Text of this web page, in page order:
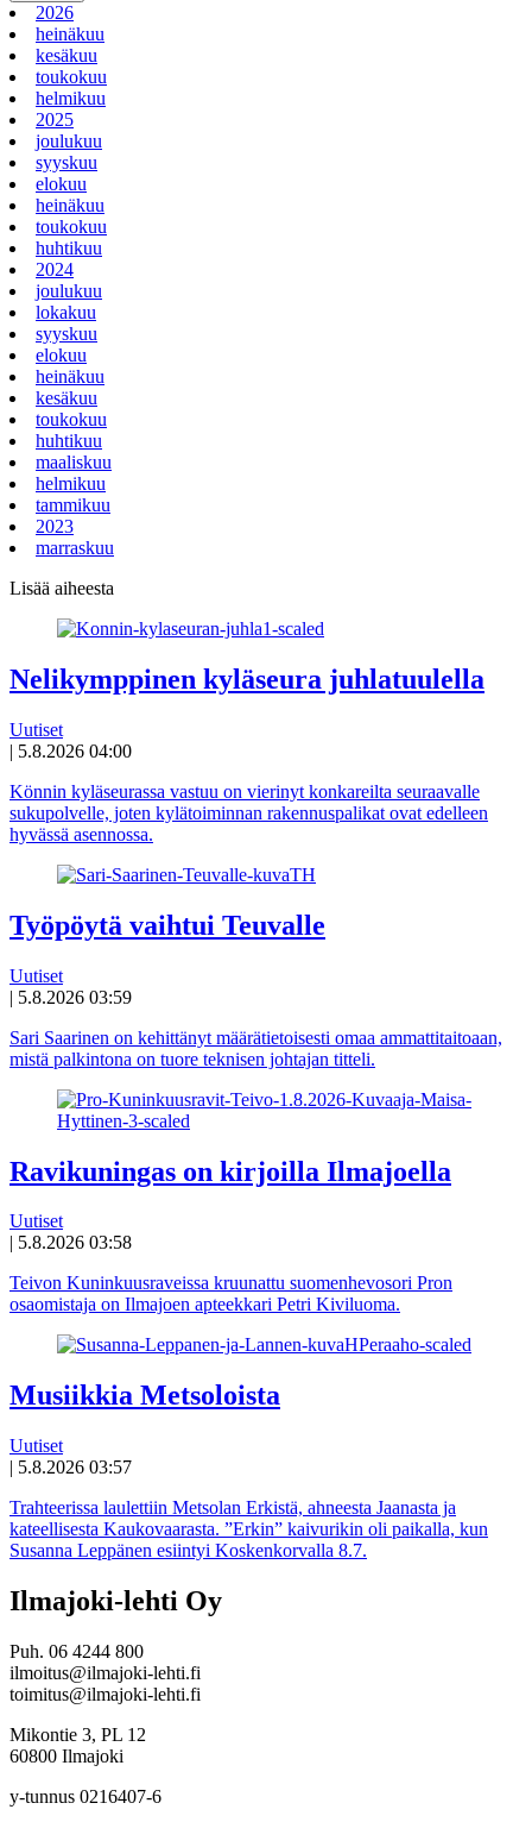
2026
heinäkuu
kesäkuu
toukokuu
helmikuu
2025
joulukuu
syyskuu
elokuu
heinäkuu
toukokuu
huhtikuu
2024
joulukuu
lokakuu
syyskuu
elokuu
heinäkuu
kesäkuu
toukokuu
huhtikuu
maaliskuu
helmikuu
tammikuu
2023
marraskuu
Lisää aiheesta
Nelikymppinen kyläseura juhlatuulella
Uutiset
| 5.8.2026 04:00
Könnin kyläseurassa vastuu on vierinyt konkareilta seuraavalle
sukupolvelle, joten kylätoiminnan rakennuspalikat ovat edelleen
hyvässä asennossa.
Työpöytä vaihtui Teuvalle
Uutiset
| 5.8.2026 03:59
Sari Saarinen on kehittänyt määrätietoisesti omaa ammattitaitoaan,
mistä palkintona on tuore teknisen johtajan titteli.
Ravikuningas on kirjoilla Ilmajoella
Uutiset
| 5.8.2026 03:58
Teivon Kuninkuusraveissa kruunattu suomenhevosori Pron
osaomistaja on Ilmajoen apteekkari Petri Kiviluoma.
Musiikkia Metsoloista
Uutiset
| 5.8.2026 03:57
Trahteerissa laulettiin Metsolan Erkistä, ahneesta Jaanasta ja
kateellisesta Kaukovaarasta. ”Erkin” kaivurikin oli paikalla, kun
Susanna Leppänen esiintyi Koskenkorvalla 8.7.
Ilmajoki-lehti Oy
Puh. 06 4244 800
ilmoitus@ilmajoki-lehti.fi
toimitus@ilmajoki-lehti.fi
Mikontie 3, PL 12
60800 Ilmajoki
y-tunnus 0216407-6